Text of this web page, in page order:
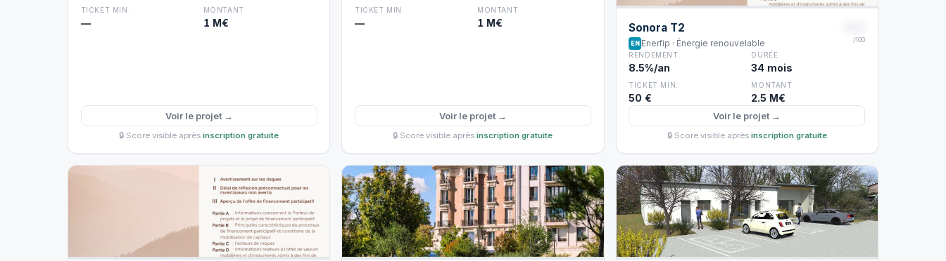
TICKET MIN.
—
MONTANT
1 M€
Voir le projet →
🔒 Score visible aprèsinscription gratuite
TICKET MIN.
—
MONTANT
1 M€
Voir le projet →
🔒 Score visible aprèsinscription gratuite
Sonora T2
EN Enerfip · Énergie renouvelable /100
RENDEMENT
8.5%/an
DURÉE
34 mois
TICKET MIN.
50 €
MONTANT
2.5 M€
Voir le projet →
🔒 Score visible après inscription gratuite